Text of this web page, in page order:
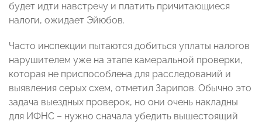
будет идти навстречу и платить причитающиеся
налоги, ожидает Эйюбов.
Часто инспекции пытаются добиться уплаты налогов
нарушителем уже на этапе камеральной проверки,
которая не приспособлена для расследований и
выявления серых схем, отметил Зарипов. Обычно это
задача выездных проверок, но они очень накладны
для ИФНС – нужно сначала убедить вышестоящий